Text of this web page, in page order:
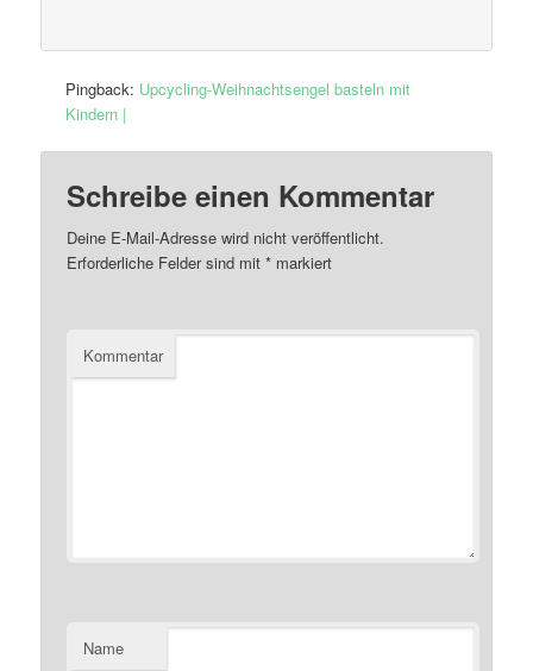
Pingback: Upcycling-Weihnachtsengel basteln mit
Kindern |
Schreibe einen Kommentar
Deine E-Mail-Adresse wird nicht veröffentlicht.
Erforderliche Felder sind mit* markiert
Kommentar
Name